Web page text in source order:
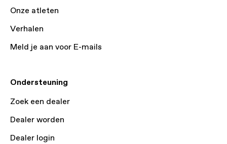
Onze atleten
Verhalen
Meld je aan voor E-mails
Ondersteuning
Zoek een dealer
Dealer worden
Dealer login